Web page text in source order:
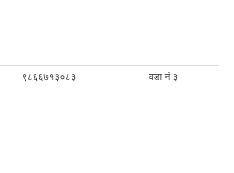
९८६६७१३०८३ वडा नं ३